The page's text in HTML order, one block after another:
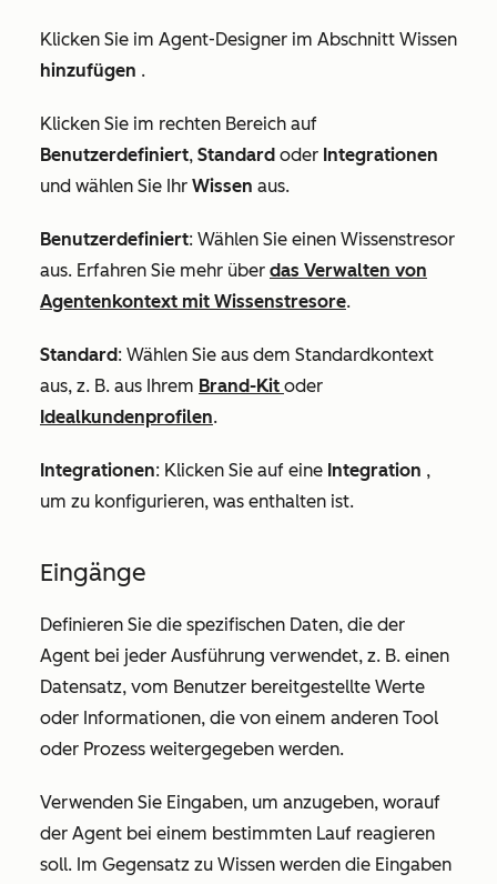
Klicken Sie im Agent-Designer im Abschnitt Wissen
hinzufügen .
Klicken Sie im rechten Bereich auf
Benutzerdefiniert, Standard oder Integrationen
und wählen Sie Ihr Wissen aus.
Benutzerdefiniert: Wählen Sie einen Wissenstresor
aus. Erfahren Sie mehr über das Verwalten von
Agentenkontext mit Wissenstresore.
Standard: Wählen Sie aus dem Standardkontext
aus, z. B. aus Ihrem Brand-Kit oder
Idealkundenprofilen.
Integrationen: Klicken Sie auf eine Integration ,
um zu konfigurieren, was enthalten ist.
Eingänge
Definieren Sie die spezifischen Daten, die der
Agent bei jeder Ausführung verwendet, z. B. einen
Datensatz, vom Benutzer bereitgestellte Werte
oder Informationen, die von einem anderen Tool
oder Prozess weitergegeben werden.
Verwenden Sie Eingaben, um anzugeben, worauf
der Agent bei einem bestimmten Lauf reagieren
soll. Im Gegensatz zu Wissen werden die Eingaben